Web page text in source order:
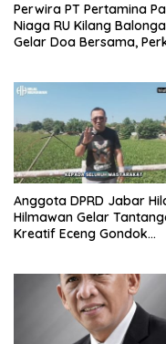
Perwira PT Pertamina
Niaga RU Kilang
Gelar Doa Bersama,
Anggota DPRD Jabar
Hilmawan Gelar
Kreatif Eceng Gondok